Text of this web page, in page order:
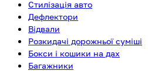
Стилізація авто
Дефлектори
Відвали
Розкидачі дорожньої суміші
Бокси і кошики на дах
Багажники